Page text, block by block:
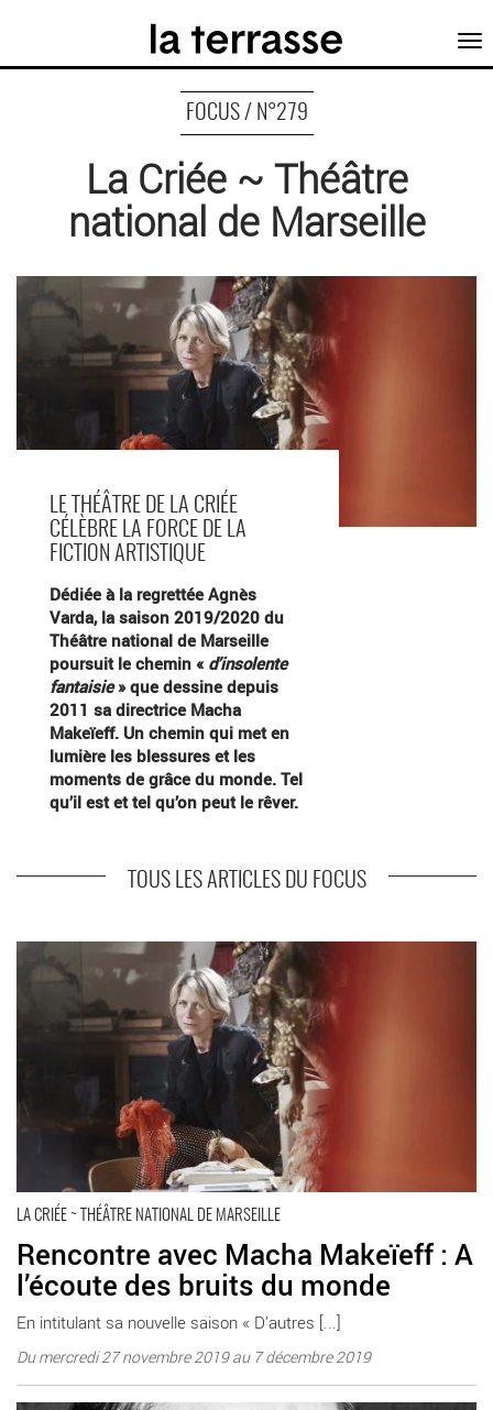
FOCUS / N°279
La Criée ~ Théâtre
national de Marseille
LE THÉÂTRE DE LA CRIÉE
CÉLÈBRE LA FORCE DE LA
FICTION ARTISTIQUE
Dédiée à la regrettée Agnès
Varda, la saison 2019/2020 du
Théâtre national de Marseille
poursuit le chemin « d’insolente
fantaisie» que dessine depuis
2011 sa directrice Macha
Makeïeff. Un chemin qui met en
lumière les blessures et les
moments de grâce du monde. Tel
qu’il est et tel qu’on peut le rêver.
TOUS LES ARTICLES DU FOCUS
LA CRIÉE ~ THÉÂTRE NATIONAL DE MARSEILLE
Rencontre avec Macha Makeïeff : A
l’écoute des bruits du monde
En intitulant sa nouvelle saison « D’autres [...]
Du mercredi 27 novembre 2019 au 7 décembre 2019
En savoir plus
En savoir plus